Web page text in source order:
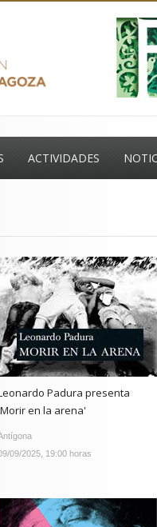
Contacto
ACTIVIDADES
Padura presenta
en la arena'
09/2025, 19:00 horas